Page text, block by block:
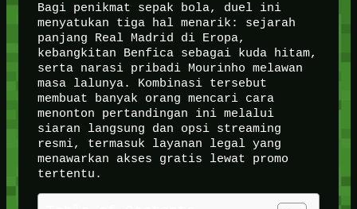
Bagi penikmat sepak bola, duel ini
menyatukan tiga hal menarik: sejarah
panjang Real Madrid di Eropa,
kebangkitan Benfica sebagai kuda hitam,
serta narasi pribadi Mourinho melawan
masa lalunya. Kombinasi tersebut
membuat banyak orang mencari cara
menonton pertandingan ini melalui
siaran langsung dan opsi streaming
resmi, termasuk layanan legal yang
menawarkan akses gratis lewat promo
tertentu.